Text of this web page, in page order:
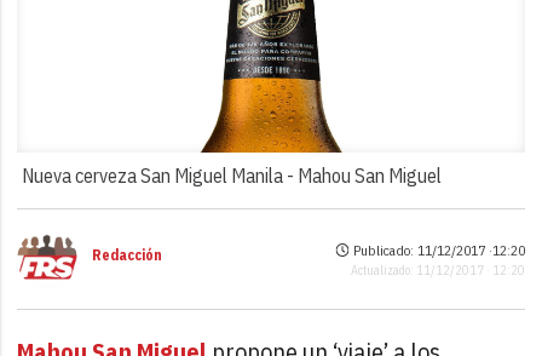
Nueva cerveza San Miguel Manila - Mahou San Miguel
Redacción Publicado: 11/12/2017 ·12:20
Actualizado: 11/12/2017 · 12:20